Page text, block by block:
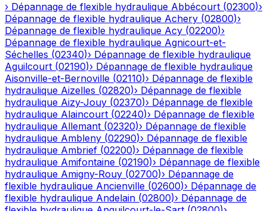
› Dépannage de flexible hydraulique Abbécourt (02300)›
Dépannage de flexible hydraulique Achery (02800)›
Dépannage de flexible hydraulique Acy (02200)›
Dépannage de flexible hydraulique Agnicourt-et-
Séchelles (02340)› Dépannage de flexible hydraulique
Aguilcourt (02190)› Dépannage de flexible hydraulique
Aisonville-et-Bernoville (02110)› Dépannage de flexible
hydraulique Aizelles (02820)› Dépannage de flexible
hydraulique Aizy-Jouy (02370)› Dépannage de flexible
hydraulique Alaincourt (02240)› Dépannage de flexible
hydraulique Allemant (02320)› Dépannage de flexible
hydraulique Ambleny (02290)› Dépannage de flexible
hydraulique Ambrief (02200)› Dépannage de flexible
hydraulique Amifontaine (02190)› Dépannage de flexible
hydraulique Amigny-Rouy (02700)› Dépannage de
flexible hydraulique Ancienville (02600)› Dépannage de
flexible hydraulique Andelain (02800)› Dépannage de